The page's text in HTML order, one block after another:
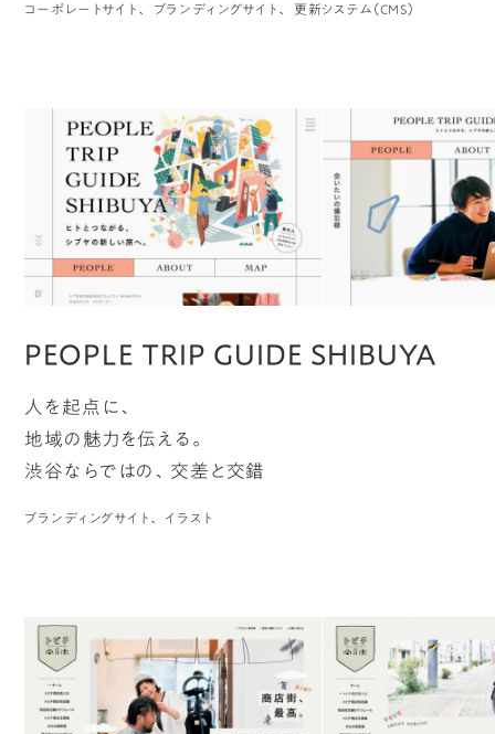
コーポレートサイト ブランディングサイト 更新システム（CMS）
PEOPLE TRIP GUIDE SHIBUYA
人を起点に、
地域の魅力を伝える。
渋谷ならではの、交差と交錯
ブランディングサイト イラスト